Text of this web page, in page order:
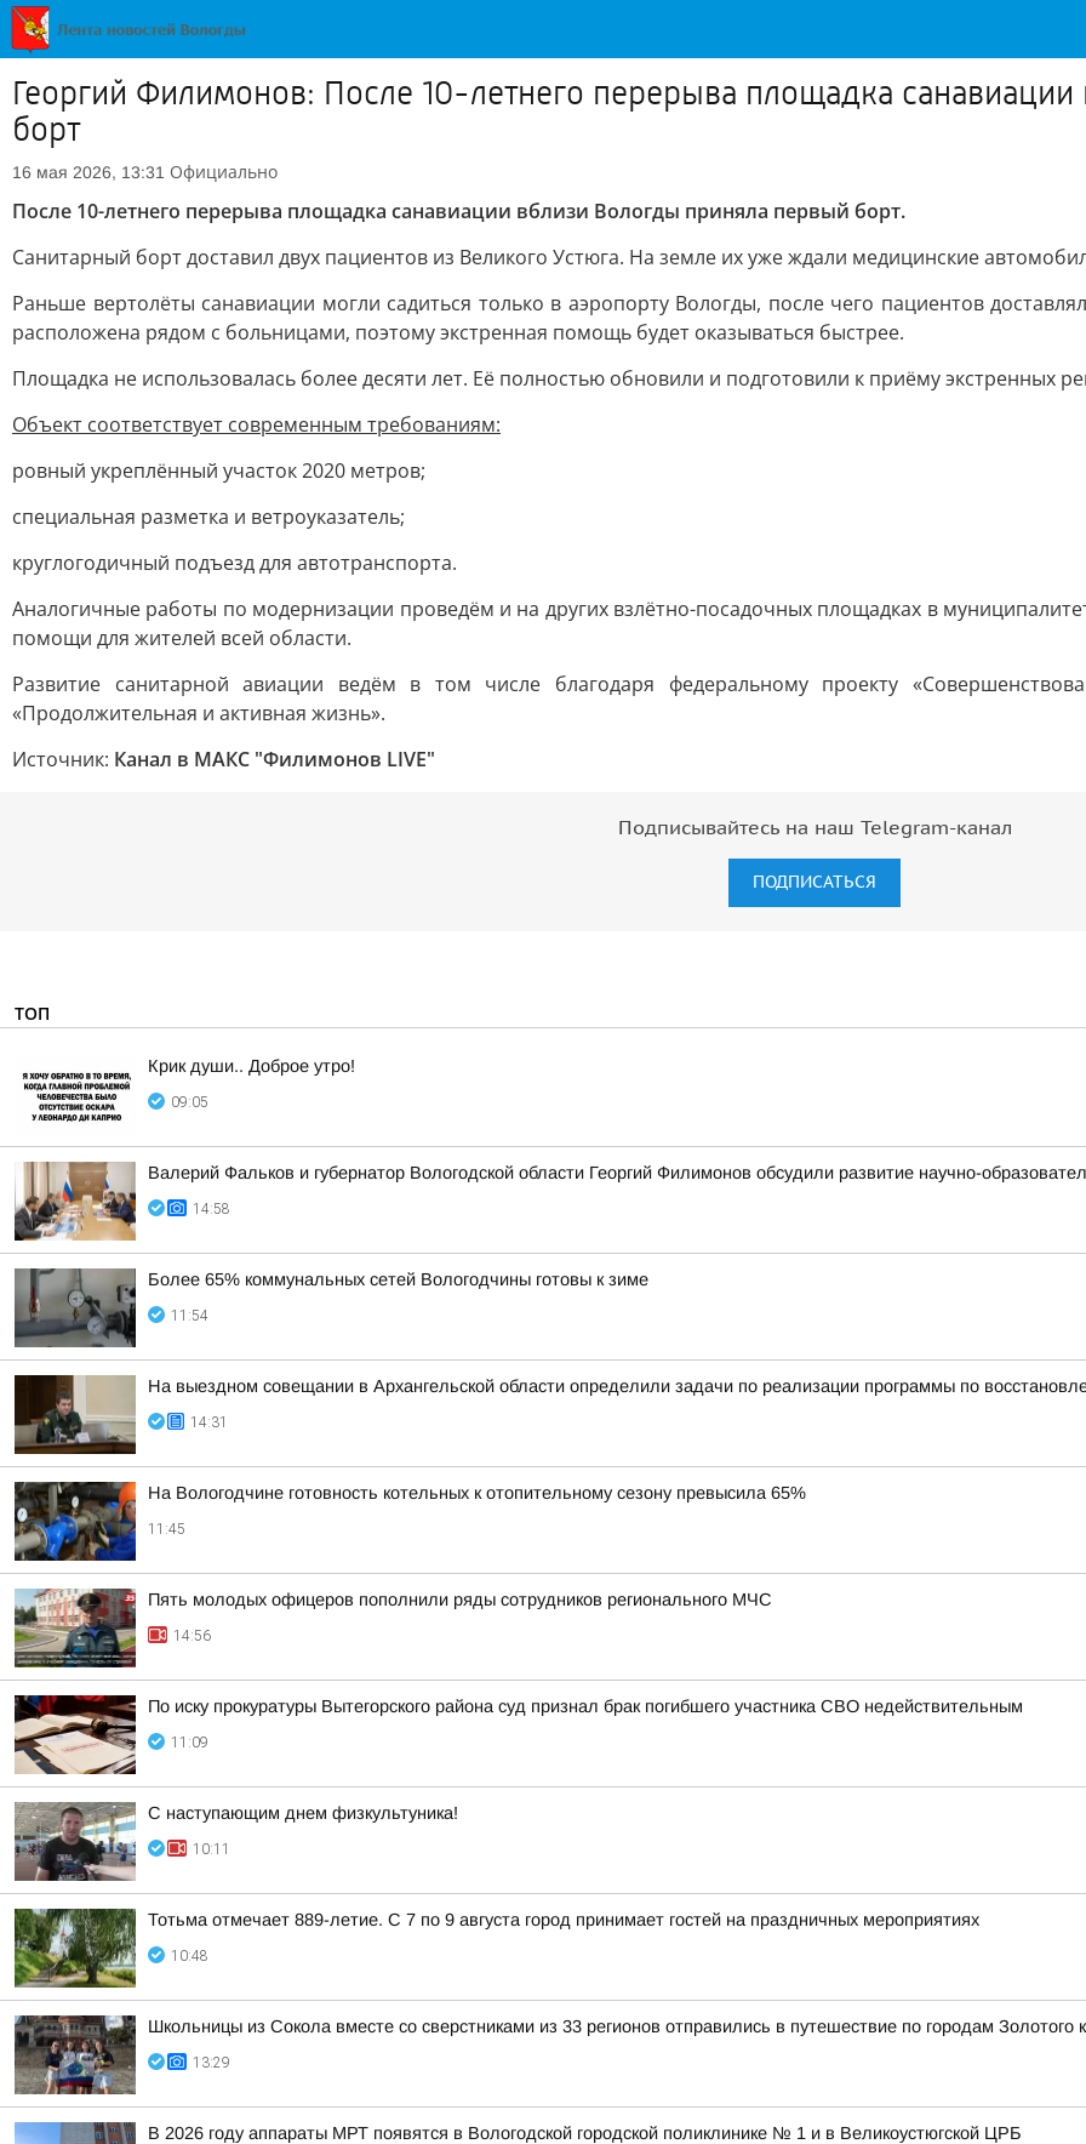
Георгий Филимонов: После 10-летнего перерыва площадка
борт
16 мая 2026, 13:31 Официально
После 10-летнего перерыва площадка санавиации вблизи Вологды приняла первый борт.
Санитарный борт доставил двух пациентов из Великого Устюга. На земле их уже ждали медицинские
Раньше вертолёты санавиации могли садиться только в аэропорту Вологды, после чего пациентов
расположена рядом с больницами, поэтому экстренная помощь будет оказываться быстрее.
Площадка не использовалась более десяти лет. Её полностью обновили и подготовили к приёму экстренных
Объект соответствует современным требованиям:
ровный укреплённый участок 2020 метров;
специальная разметка и ветроуказатель;
круглогодичный подъезд для автотранспорта.
Аналогичные работы по модернизации проведём и на других взлётно-посадочных площадках в
помощи для жителей всей области.
Развитие санитарной авиации ведём в том числе благодаря федеральному проекту
«Продолжительная и активная жизнь».
Источник: Канал в МАКС "Филимонов LIVE"
Подписывайтесь на наш Telegram-канал
ПОДПИСАТЬСЯ
ТОП
Крик души.. Доброе утро!
09:05
Валерий Фальков и губернатор Вологодской области Георгий Филимонов обсудили развитие научно-
14:58
Более 65% коммунальных сетей Вологодчины готовы к зиме
11:54
На выездном совещании в Архангельской области определили задачи по реализации программы по
14:31
На Вологодчине готовность котельных к отопительному сезону превысила 65%
11:45
Пять молодых офицеров пополнили ряды сотрудников регионального МЧС
14:56
По иску прокуратуры Вытегорского района суд признал брак погибшего участника СВО недействительным
11:09
С наступающим днем физкультуника!
10:11
Тотьма отмечает 889-летие. С 7 по 9 августа город принимает гостей на праздничных мероприятиях
10:48
Школьницы из Сокола вместе со сверстниками из 33 регионов отправились в путешествие по городам Золотого
13:29
В 2026 году аппараты МРТ появятся в Вологодской городской поликлинике № 1 и в Великоустюгской ЦРБ